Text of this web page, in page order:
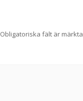
Obligatoriska fält är märkta